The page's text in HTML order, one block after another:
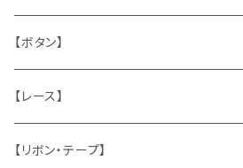
うさぎ
ハンドメイド製品
お部屋に飾るもの
メタル製品
マッチラベル、食品ラベル
蔵書票、荷札、ビュバー、伝票
シール、ステッカー、クロモス
袋、ラッピングペーパー
ひも、テープ
封筒、ポストカード
切手
スタンプ
【ボタン】
木
貝
【レース】
【リボン・テープ】